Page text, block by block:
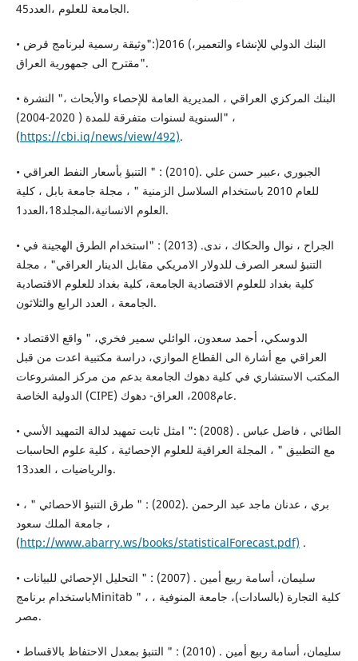
الجامعة للعلوم ،العدد45.
• البنك الدولي للإنشاء والتعمير،) 2016(:"وثيقة رسمية لبرنامج قرض
مقترح الى جمهورية العراق".
• البنك المركزي العراقي ، المديرية العامة للإحصاء والأبحاث ،" النشرة
السنوية لسنوات متفرقة للمدة ( 2020-2004)" ،
(https://cbi.iq/news/view/492).
• الجبوري ،عبير حسن علي .(2010) : " التنبؤ بأسعار النفط العراقي
للعام 2010 باستخدام السلاسل الزمنية " ، مجلة جامعة بابل ، كلية
العلوم الانسانية،المجلد18،العدد1.
• الجراح ، نوال والحكاك ، ندى. (2013) : "استخدام الطرق الهجينة في
التنبؤ لسعر الصرف للدولار الامريكي مقابل الدينار العراقي" ، مجلة
كلية بغداد للعلوم الاقتصادية الجامعة، كلية بغداد للعلوم الاقتصادية
الجامعة ، العدد الرابع والثلاثون.
• الدوسكي، أحمد سعدون، الوائلي سمير فخري، " واقع الاقتصاد
العراقي مع أشارة الى القطاع الموازي، دراسة مكتبية اعدت من قبل
المكتب الاستشاري في كلية دهوك الجامعة بدعم من مركز المشروعات
الدولية الخاصة (CIPE) عام2008، العراق- دهوك.
• الطائي ، فاضل عباس . (2008) :" امثل ثابت تمهيد لدالة التمهيد الأسي
مع التطبيق " ، المجلة العراقية للعلوم الإحصائية ، كلية علوم الحاسبات
والرياضيات ، العدد13.
• بري ، عدنان ماجد عبد الرحمن .(2002) : " طرق التنبؤ الاحصائي " ،
جامعة الملك سعود ،
(http://www.abarry.ws/books/statisticalForecast.pdf) .
• سليمان، أسامة ربيع أمين . (2007) : " التحليل الإحصائي للبيانات
باستخدام برنامجMinitab " ، كلية التجارة (بالسادات)، جامعة المنوفية ،
مصر.
• سليمان، أسامة ربيع أمين . (2010) : " التنبؤ بمعدل الاحتفاظ بالاقساط